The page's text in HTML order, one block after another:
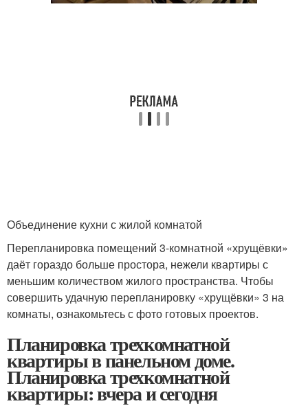
Объединение кухни с жилой комнатой
Перепланировка помещений 3-комнатной «хрущёвки»
даёт гораздо больше простора, нежели квартиры с
меньшим количеством жилого пространства. Чтобы
совершить удачную перепланировку «хрущёвки» 3 на
комнаты, ознакомьтесь с фото готовых проектов.
Планировка трехкомнатной
квартиры в панельном доме.
Планировка трехкомнатной
квартиры: вчера и сегодня